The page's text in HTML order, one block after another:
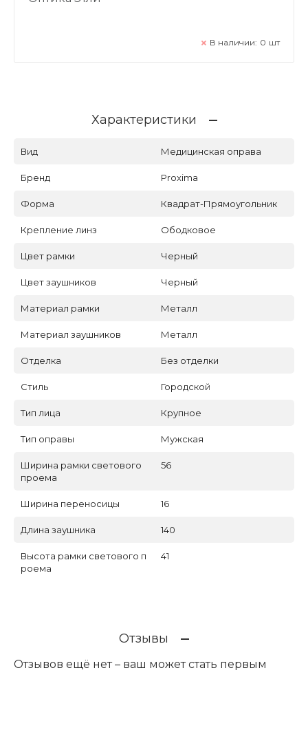
В наличии: 0 шт
Характеристики
Вид Медицинская оправа
Бренд Proxima
Форма Квадрат-Прямоугольник
Крепление линз Ободковое
Цвет рамки Черный
Цвет заушников Черный
Материал рамки Металл
Материал заушников Металл
Отделка Без отделки
Стиль Городской
Тип лица Крупное
Тип оправы Мужская
Ширина рамки светового
проема
56
Ширина переносицы 16
Длина заушника 140
Высота рамки светового п
роема
41
Отзывы
Отзывов ещё нет – ваш может стать первым